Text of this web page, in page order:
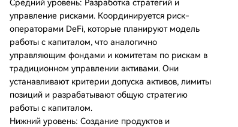
Средний уровень: Разработка стратегий и
управление рисками. Координируется риск-
операторами DeFi, которые планируют модель
работы с капиталом, что аналогично
управляющим фондами и комитетам по рискам в
традиционном управлении активами. Они
устанавливают критерии допуска активов, лимиты
позиций и разрабатывают общую стратегию
работы с капиталом.
Нижний уровень: Создание продуктов и